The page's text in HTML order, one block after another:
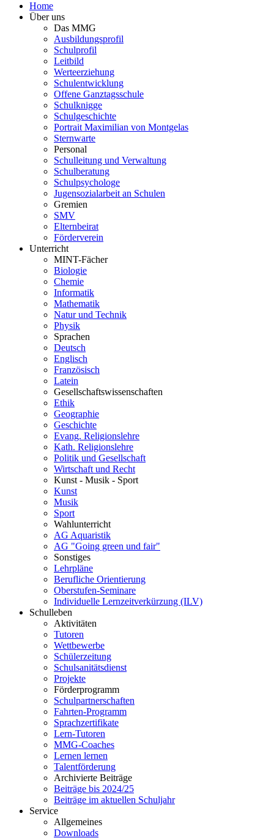
Home
Über uns
Das MMG
Ausbildungsprofil
Schulprofil
Leitbild
Werteerziehung
Schulentwicklung
Offene Ganztagsschule
Schulknigge
Schulgeschichte
Portrait Maximilian von Montgelas
Sternwarte
Personal
Schulleitung und Verwaltung
Schulberatung
Schulpsychologe
Jugensozialarbeit an Schulen
Gremien
SMV
Elternbeirat
Förderverein
Unterricht
MINT-Fächer
Biologie
Chemie
Informatik
Mathematik
Natur und Technik
Physik
Sprachen
Deutsch
Englisch
Französisch
Latein
Gesellschaftswissenschaften
Ethik
Geographie
Geschichte
Evang. Religionslehre
Kath. Religionslehre
Politik und Gesellschaft
Wirtschaft und Recht
Kunst - Musik - Sport
Kunst
Musik
Sport
Wahlunterricht
AG Aquaristik
AG "Going green und fair"
Sonstiges
Lehrpläne
Berufliche Orientierung
Oberstufen-Seminare
Individuelle Lernzeitverkürzung (ILV)
Schulleben
Aktivitäten
Tutoren
Wettbewerbe
Schülerzeitung
Schulsanitätsdienst
Projekte
Förderprogramm
Schulpartnerschaften
Fahrten-Programm
Sprachzertifikate
Lern-Tutoren
MMG-Coaches
Lernen lernen
Talentförderung
Archivierte Beiträge
Beiträge bis 2024/25
Beiträge im aktuellen Schuljahr
Service
Allgemeines
Downloads